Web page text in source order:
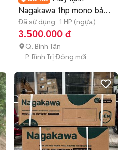
Nagakawa 1hp mono bảo
hành 12 tháng
Đã sử dụng 1 HP (ngựa)
3.500.000 đ
Q. Bình Tân
P. Bình Trị Đông mới